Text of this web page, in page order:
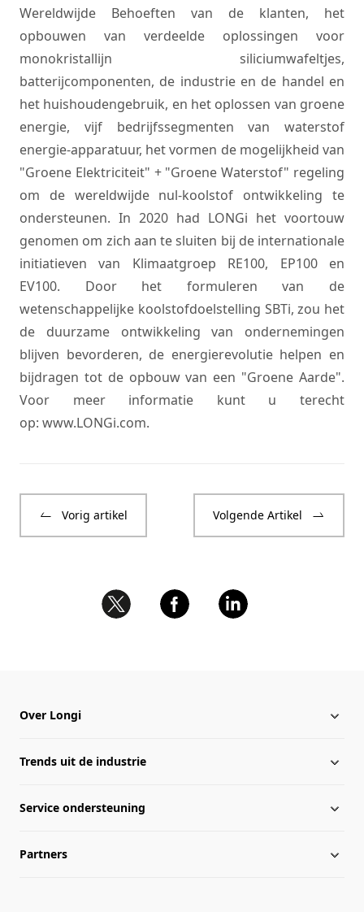
Wereldwijde Behoeften van de klanten, het
opbouwen van verdeelde oplossingen voor
monokristallijn siliciumwafeltjes,
batterijcomponenten, de industrie en de handel en
het huishoudengebruik, en het oplossen van groene
energie, vijf bedrijfssegmenten van waterstof
energie-apparatuur, het vormen de mogelijkheid van
"Groene Elektriciteit" + "Groene Waterstof" regeling
om de wereldwijde nul-koolstof ontwikkeling te
ondersteunen. In 2020 had LONGi het voortouw
genomen om zich aan te sluiten bij de internationale
initiatieven van Klimaatgroep RE100, EP100 en
EV100. Door het formuleren van de
wetenschappelijke koolstofdoelstelling SBTi, zou het
de duurzame ontwikkeling van ondernemingen
blijven bevorderen, de energierevolutie helpen en
bijdragen tot de opbouw van een "Groene Aarde".
Voor meer informatie kunt u terecht
op: www.LONGi.com.
Vorig artikel Volgende Artikel
Over Longi
Over Longi
Geglobaliseerde indeling
Informatie van beheersniveau
Trends uit de industrie
Nieuws van Longi
Service ondersteuning
Downloadcentrum
Partners